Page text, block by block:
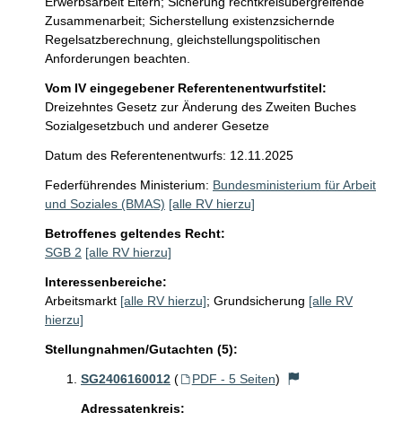
Zusammenarbeit; Sicherstellung existenzsichernde
Regelsatzberechnung, gleichstellungspolitischen
Anforderungen beachten.
Vom IV eingegebener Referentenentwurfstitel:
Dreizehntes Gesetz zur Änderung des Zweiten Buches
Sozialgesetzbuch und anderer Gesetze
Datum des Referentenentwurfs: 12.11.2025
Federführendes Ministerium: Bundesministerium für Arbeit
und Soziales (BMAS) [alle RV hierzu]
Betroffenes geltendes Recht:
SGB 2 [alle RV hierzu]
Interessenbereiche:
Arbeitsmarkt [alle RV hierzu]; Grundsicherung [alle RV
hierzu]
Stellungnahmen/Gutachten (5):
SG2406160012 ( PDF - 5 Seiten)
Adressatenkreis: